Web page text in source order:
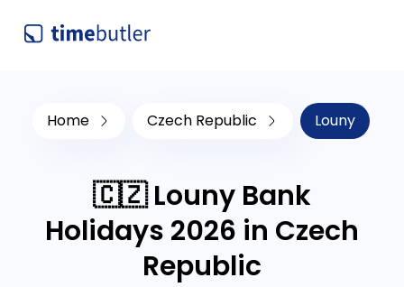
Home Czech Republic Louny
🇨🇿 Louny Bank
Holidays 2026 in Czech
Republic